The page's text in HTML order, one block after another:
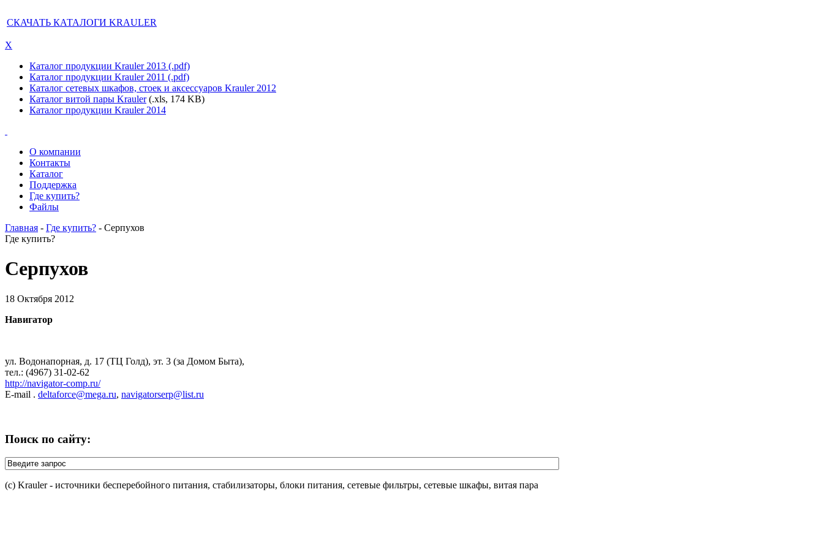
СКАЧАТЬ КАТАЛОГИ KRAULER
X
Каталог продукции Krauler 2013 (.pdf)
Каталог продукции Krauler 2011 (.pdf)
Каталог сетевых шкафов, стоек и аксессуаров Krauler 2012
Каталог витой пары Krauler(.xls, 174 KB)
Каталог продукции Krauler 2014
О компании
Контакты
Каталог
Поддержка
Где купить?
Файлы
Главная - Где купить? - Серпухов
Где купить?
Серпухов
18 Октября 2012
Навигатор
ул. Водонапорная, д. 17 (ТЦ Голд), эт. 3 (за Домом Быта),
тел.: (4967) 31-02-62
http://navigator-comp.ru/
E-mail . deltaforce@mega.ru, navigatorserp@list.ru
Поиск по сайту:
(c) Krauler - источники бесперебойного питания, стабилизаторы, блоки питания, сетевые фильтры, сетевые шкафы, витая пара